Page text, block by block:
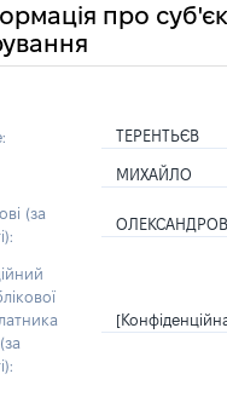
про
ТЕРЕНТЬЄВ
МИХАЙЛО
(за